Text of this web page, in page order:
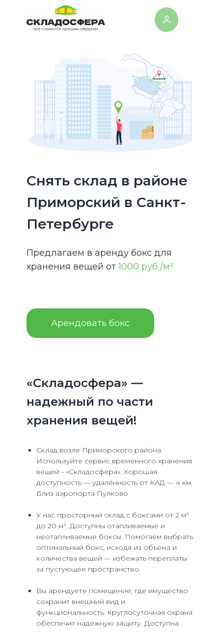
Cнять склад в районе
Приморский в Санкт-
Петербурге
Предлагаем в аренду бокс для
хранения вещей от1000 руб./м²
Арендовать бокс
«Складосфера» —
надежный по части
хранения вещей!
Склад возле Приморского района.
Используйте сервис временного хранения
вещей - «Складосфера». Хорошая
доступность — удалённость от КАД — 4 км.
Близ аэропорта Пулково
У нас просторный склад с боксами от 2 м²
до 20 м². Доступны отапливаемые и
неотапливаемые боксы. Помогаем выбрать
оптимальный бокс, исходя из объёма и
количества вещей — избежать переплаты
за пустующее пространство
Вы арендуете помещение, где имущество
сохранит внешний вид и
функциональность. Круглосуточная охрана
обеспечит надежную защиту. Доступна